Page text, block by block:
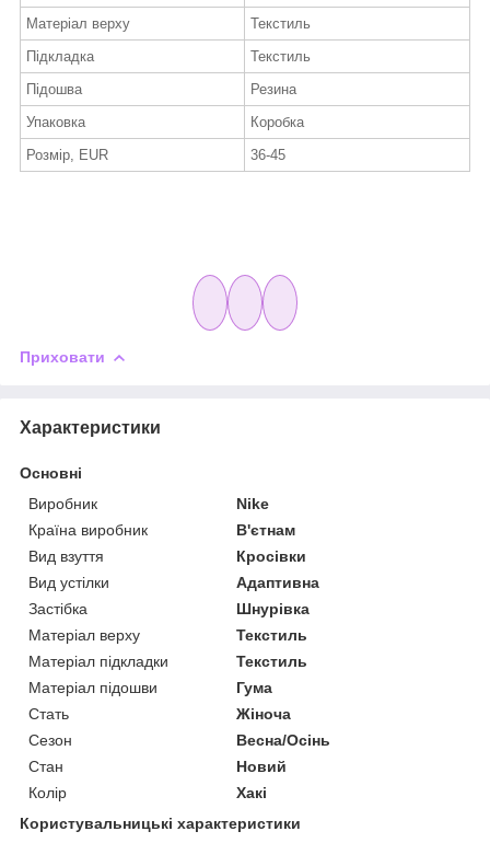
Матеріал верху
Текстиль
Підкладка
Текстиль
Підошва
Резина
Упаковка
Коробка
Розмір, EUR
36-45
Приховати
Характеристики
Основні
Виробник
Nike
Країна виробник
В'єтнам
Вид взуття
Кросівки
Вид устілки
Адаптивна
Застібка
Шнурівка
Матеріал верху
Текстиль
Матеріал підкладки
Текстиль
Матеріал підошви
Гума
Стать
Жіноча
Сезон
Весна/Осінь
Стан
Новий
Колір
Хакі
Користувальницькі характеристики